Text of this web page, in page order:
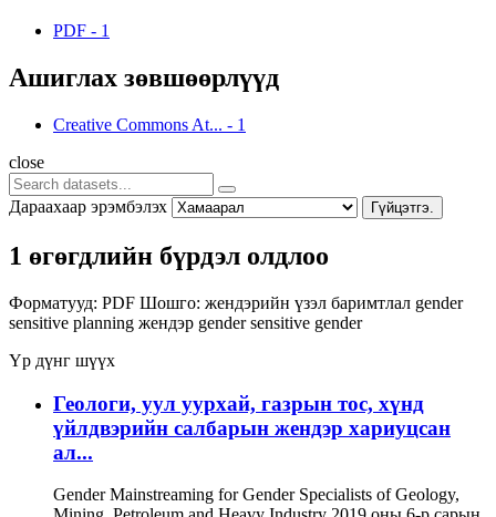
PDF - 1
Ашиглах зөвшөөрлүүд
Creative Commons At... - 1
close
Дараахаар эрэмбэлэх Гүйцэтгэ.
1 өгөгдлийн бүрдэл олдлоо
Форматууд: PDF Шошго: жендэрийн үзэл баримтлал gender
sensitive planning жендэр gender sensitive gender
Үр дүнг шүүх
Геологи, уул уурхай, газрын тос, хүнд
үйлдвэрийн салбарын жендэр хариуцсан
ал...
Gender Mainstreaming for Gender Specialists of Geology,